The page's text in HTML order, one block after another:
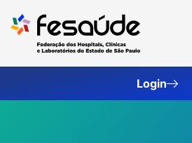
para
Login